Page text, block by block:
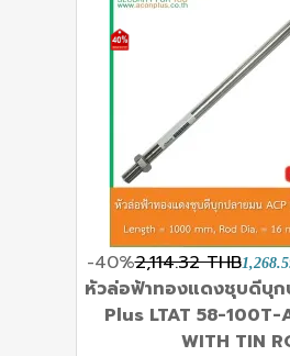
-40%2,114.32 THB
หัวล่อฟ้าทองแดงชุบดีบุ
Plus LTAT 58-100T-
WITH TIN